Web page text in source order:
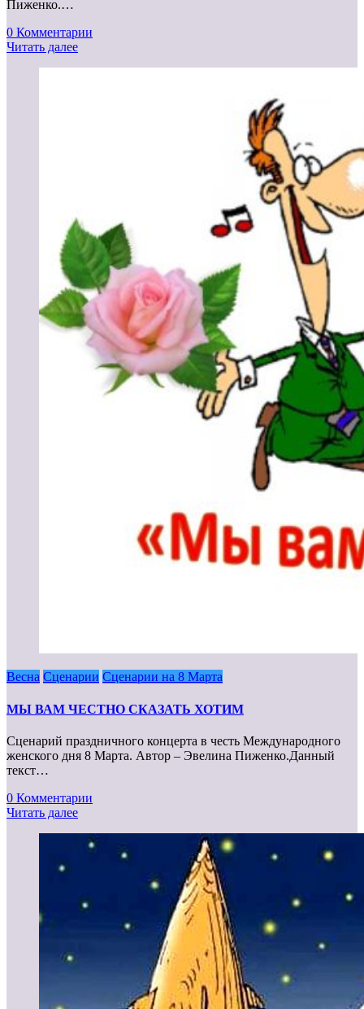
Пиженко.…
0 Комментарии
Читать далее
Весна Сценарии Сценарии на 8 Марта
МЫ ВАМ ЧЕСТНО СКАЗАТЬ ХОТИМ
Сценарий праздничного концерта в честь Международного
женского дня 8 Марта. Автор – Эвелина Пиженко.Данный
текст…
0 Комментарии
Читать далее